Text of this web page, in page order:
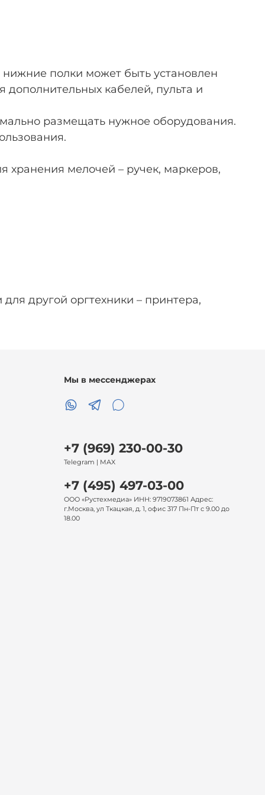
нижние полки может быть установлен
кабелей, пульта и
размещать нужное оборудования.
хранения мелочей – ручек, маркеров,
другой оргтехники – принтера,
Мы в мессенджерах
+7 (969) 230-00-30
Telegram | MAX
+7 (495) 497-03-00
ООО «Рустехмедиа» ИНН: 9719073861 Адрес:
г.Москва, ул Ткацкая, д. 1, офис 317 Пн-Пт с 9.00 до
18.00